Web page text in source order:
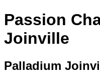
Passion
Joinville
Palladium